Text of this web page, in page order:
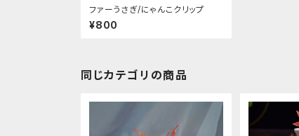
ファーうさぎ/にゃんこクリップ
¥800
同じカテゴリの商品